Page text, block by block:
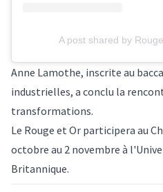
A post shared by
Anne Lamothe, inscrite au
industrielles, a conclu la
transformations.
Le Rouge et Or participera au
octobre au 2 novembre à
Britannique.